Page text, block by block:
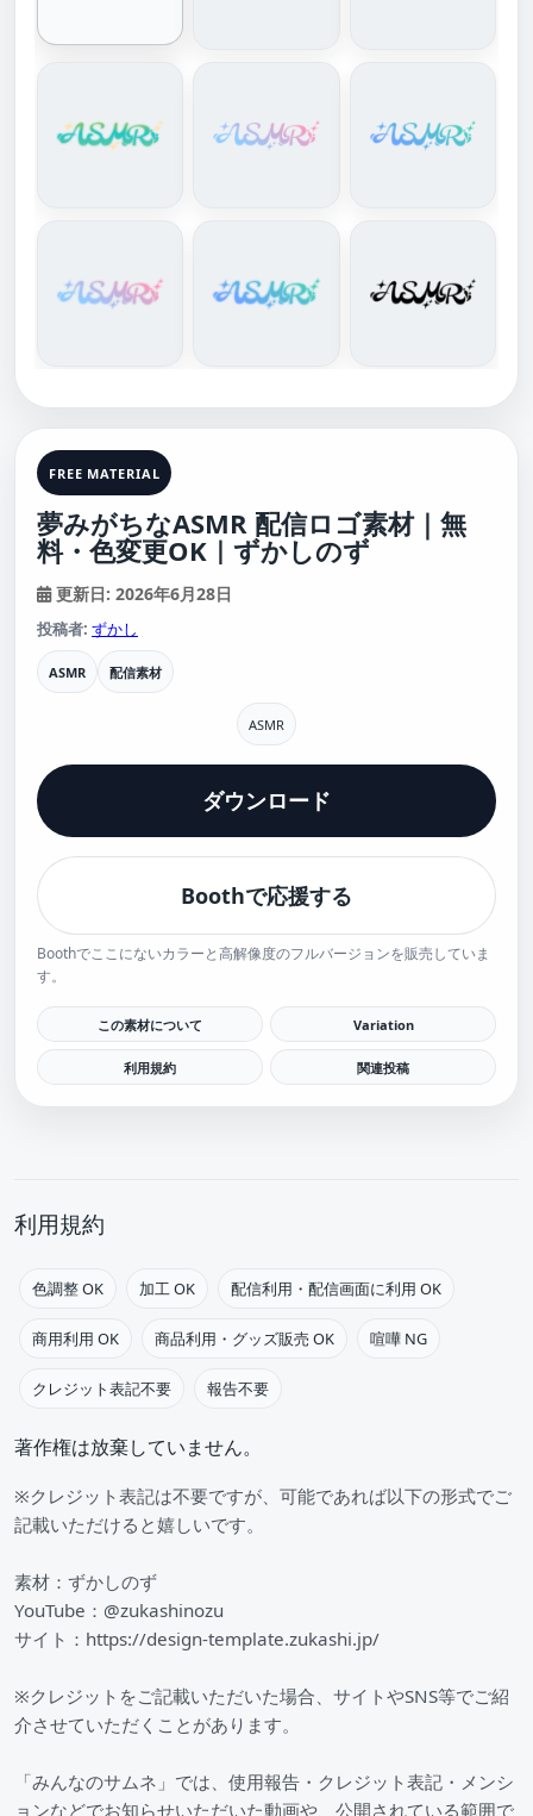
FREE MATERIAL
夢みがちなASMR 配信ロゴ素材｜無
料・色変更OK｜ずかしのず
更新日: 2026年6月28日
投稿者: ずかし
ASMR 配信素材
ASMR
ダウンロード
Boothで応援する
Boothでここにないカラーと高解像度のフルバージョンを販売していま
す。
この素材について Variation
利用規約 関連投稿
利用規約
色調整 OK 加工 OK 配信利用・配信画面に利用 OK
商用利用 OK 商品利用・グッズ販売 OK 喧嘩 NG
クレジット表記不要 報告不要
著作権は放棄していません。
※クレジット表記は不要ですが、可能であれば以下の形式でご
記載いただけると嬉しいです。
素材：ずかしのず
YouTube：@zukashinozu
サイト：https://design-template.zukashi.jp/
※クレジットをご記載いただいた場合、サイトやSNS等でご紹
介させていただくことがあります。
「みんなのサムネ」では、使用報告・クレジット表記・メンシ
ョンなどでお知らせいただいた動画や、公開されている範囲で